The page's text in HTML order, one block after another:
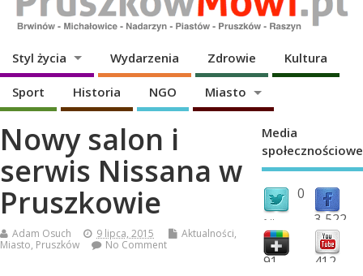
Styl życia Wydarzenia Zdrowie Kultura
Sport Historia NGO Miasto
Nowy salon i
serwis Nissana w
Pruszkowie
Adam Osuch 9 lipca, 2015 Aktualności,
Miasto, Pruszków No Comment
Media
społecznościowe
0
followers 3,522
fans
91 412